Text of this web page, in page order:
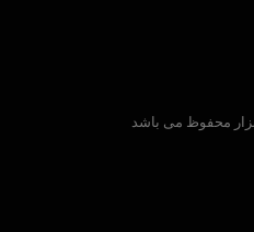
محفوظ می باشد